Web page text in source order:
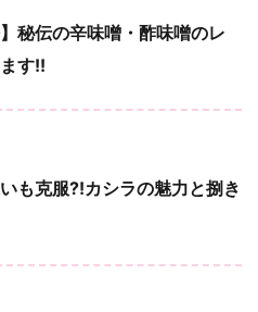
】秘伝の辛味噌・酢味噌のレ
す!!
も克服?!カシラの魅力と捌き